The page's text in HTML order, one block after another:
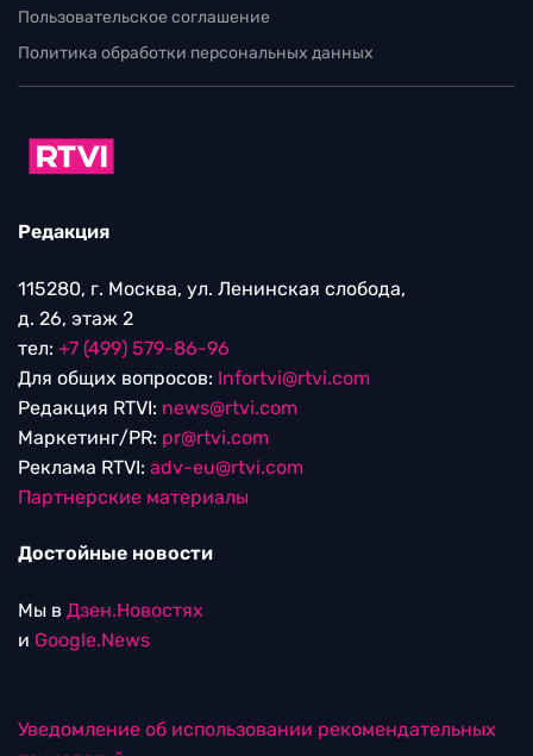
Пользовательское соглашение
Политика обработки персональных данных
Редакция
115280, г. Москва, ул. Ленинская слобода,
д. 26, этаж 2
тел: +7 (499) 579-86-96
Для общих вопросов: Infortvi@rtvi.com
Редакция RTVI: news@rtvi.com
Маркетинг/PR: pr@rtvi.com
Реклама RTVI: adv-eu@rtvi.com
Партнерские материалы
Достойные новости
Мы в Дзен.Новостях
и Google.News
Уведомление об использовании рекомендательных